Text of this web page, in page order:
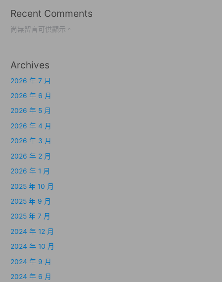
Recent Comments
尚無留言可供顯示。
Archives
2026 年 7 月
2026 年 6 月
2026 年 5 月
2026 年 4 月
2026 年 3 月
2026 年 2 月
2026 年 1 月
2025 年 10 月
2025 年 9 月
2025 年 7 月
2024 年 12 月
2024 年 10 月
2024 年 9 月
2024 年 6 月